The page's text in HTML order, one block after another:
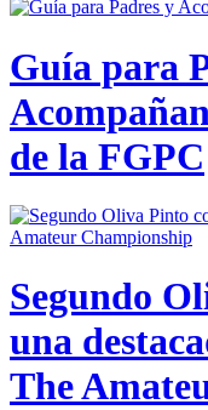
Guía para
de la FGPC
Segundo
una
The